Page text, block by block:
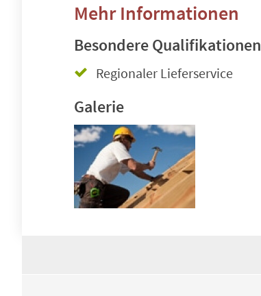
Mehr Informationen
Besondere Qualifikationen
Regionaler Lieferservice
Galerie